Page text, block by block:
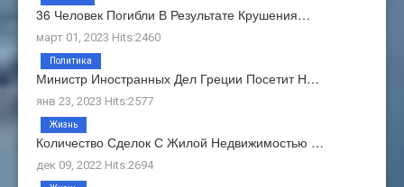
36 Человек Погибли В Результате Крушения…
март 01, 2023 Hits:2460
Министр Иностранных Дел Греции Посетит Н…
янв 23, 2023 Hits:2577
Политика
Количество Сделок С Жилой Недвижимостью …
дек 09, 2022 Hits:2694
Жизнь